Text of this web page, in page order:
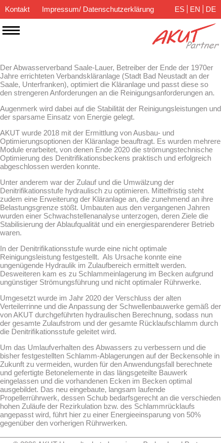
Kontakt Impressum/ Datenschutzerklärung ES EN DE
Der Abwasserverband Saale-Lauer, Betreiber der Ende der 1970er
Jahre errichteten Verbandskläranlage (Stadt Bad Neustadt an der
Saale, Unterfranken), optimiert die Kläranlage und passt diese so
den strengeren Anforderungen an die Reinigungsanforderungen an.
Augenmerk wird dabei auf die Stabilität der Reinigungsleistungen und
der sparsame Einsatz von Energie gelegt.
AKUT wurde 2018 mit der Ermittlung von Ausbau- und
Optimierungsoptionen der Kläranlage beauftragt. Es wurden mehrere
Module erarbeitet, von denen Ende 2020 die strömungstechnische
Optimierung des Denitrifikationsbeckens praktisch und erfolgreich
abgeschlossen werden konnte.
Unter anderem war der Zulauf und die Umwälzung der
Denitrifikationsstufe hydraulisch zu optimieren. Mittelfristig steht
zudem eine Erweiterung der Kläranlage an, die zunehmend an ihre
Belastungsgrenze stößt. Umbauten aus den vergangenen Jahren
wurden einer Schwachstellenanalyse unterzogen, deren Ziele die
Stabilisierung der Ablaufqualität und ein energiesparenderer Betrieb
waren.
In der Denitrifikationsstufe wurde eine nicht optimale
Reinigungsleistung festgestellt. Als Ursache konnte eine
ungenügende Hydraulik im Zulaufbereich ermittelt werden.
Desweiteren kam es zu Schlammeinlagerung im Becken aufgrund
ungünstiger Strömungsführung und nicht optimaler Rührwerke.
Umgesetzt wurde im Jahr 2020 der Verschluss der alten
Verteilerrinne und die Anpassung der Schwellenbauwerke gemäß der
von AKUT durchgeführten hydraulischen Berechnung, sodass nun
der gesamte Zulaufstrom und der gesamte Rücklaufschlamm durch
die Denitrifikationsstufe geleitet wird.
Um das Umlaufverhalten des Abwassers zu verbessern und die
bisher festgestellten Schlamm-Ablagerungen auf der Beckensohle in
Zukunft zu vermeiden, wurden für den Anwendungsfall berechnete
und gefertigte Betonelemente in das längsgeteilte Bauwerk
eingelassen und die vorhandenen Ecken im Becken optimal
ausgebildet. Das neu eingebaute, langsam laufende
Propellerrührwerk, dessen Schub bedarfsgerecht an die verschieden
hohen Zuläufe der Rezirkulation bzw. des Schlammrücklaufs
angepasst wird, führt hier zu einer Energieeinsparung von 50%
gegenüber den vorherigen Rührwerken.